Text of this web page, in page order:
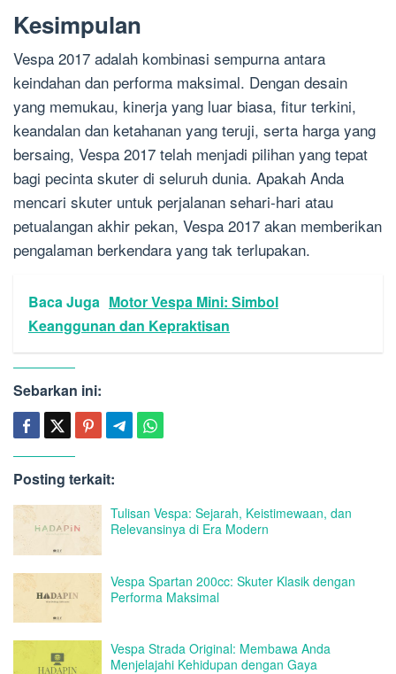
Kesimpulan
Vespa 2017 adalah kombinasi sempurna antara
keindahan dan performa maksimal. Dengan desain
yang memukau, kinerja yang luar biasa, fitur terkini,
keandalan dan ketahanan yang teruji, serta harga yang
bersaing, Vespa 2017 telah menjadi pilihan yang tepat
bagi pecinta skuter di seluruh dunia. Apakah Anda
mencari skuter untuk perjalanan sehari-hari atau
petualangan akhir pekan, Vespa 2017 akan memberikan
pengalaman berkendara yang tak terlupakan.
Baca Juga Motor Vespa Mini: Simbol
Keanggunan dan Kepraktisan
Sebarkan ini:
Posting terkait:
Tulisan Vespa: Sejarah, Keistimewaan, dan
Relevansinya di Era Modern
Vespa Spartan 200cc: Skuter Klasik dengan
Performa Maksimal
Vespa Strada Original: Membawa Anda
Menjelajahi Kehidupan dengan Gaya